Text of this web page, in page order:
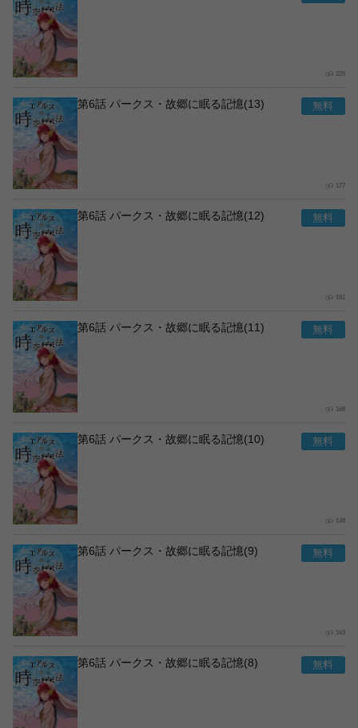
225
第6話 パークス・故郷に眠る記憶(13)
177
第6話 パークス・故郷に眠る記憶(12)
161
第6話 パークス・故郷に眠る記憶(11)
168
第6話 パークス・故郷に眠る記憶(10)
148
第6話 パークス・故郷に眠る記憶(9)
163
第6話 パークス・故郷に眠る記憶(8)